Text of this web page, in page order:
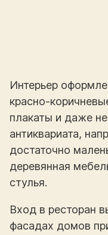
Интерьер
красно-
плакаты и даже
антиквариата,
достаточно
деревянная
стулья.
Вход в ресторан
фасадах домов